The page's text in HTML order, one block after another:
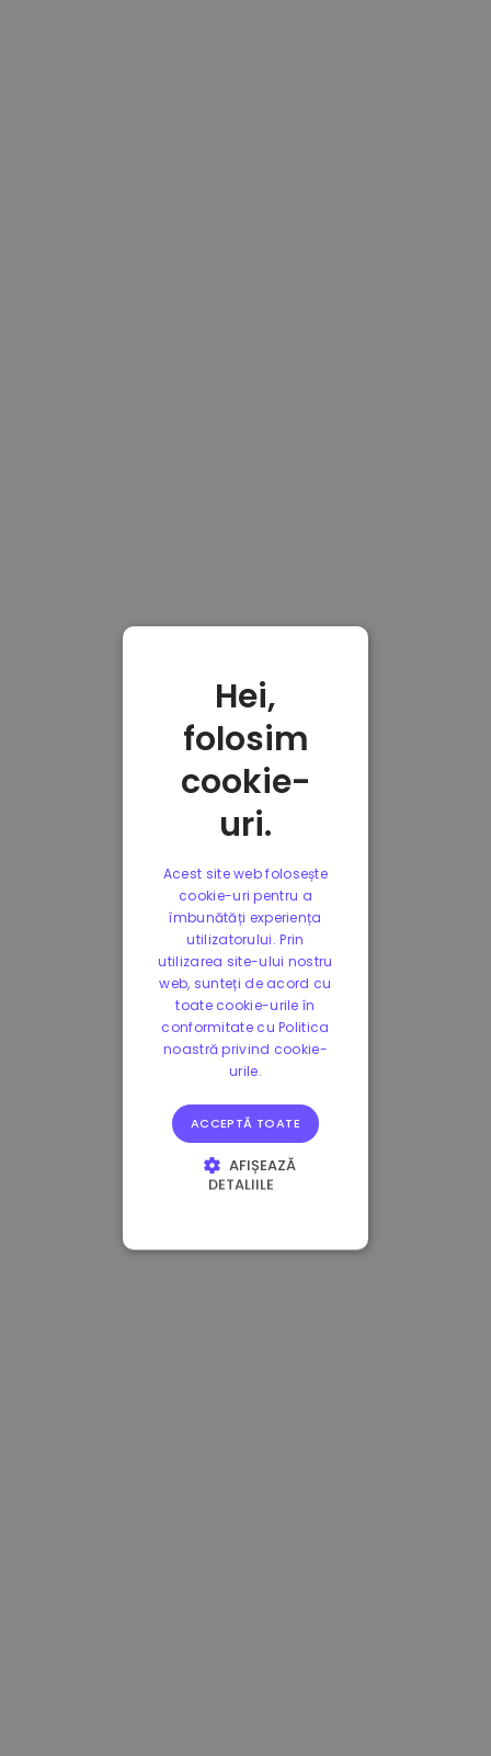
Hei,
folosim
cookie-
uri.
Acest site web folosește
cookie-uri pentru a
îmbunătăți experiența
utilizatorului. Prin
utilizarea site-ului nostru
web, sunteți de acord cu
toate cookie-urile în
conformitate cu Politica
noastră privind cookie-
urile.
ACCEPTĂ TOATE
AFIȘEAZĂ
DETALIILE